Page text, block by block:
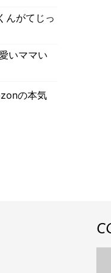
んがてじっ
いママい
の本気